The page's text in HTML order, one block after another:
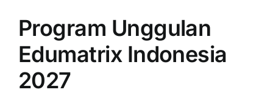
Program Unggulan
Edumatrix Indonesia
2027